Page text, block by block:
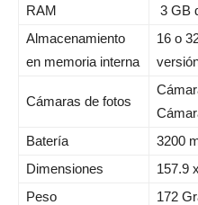
RAM
3 GB
Almacenamiento
en memoria interna
16 o
Cámaras de fotos
Batería
3200
Dimensiones
157.9
Peso
172